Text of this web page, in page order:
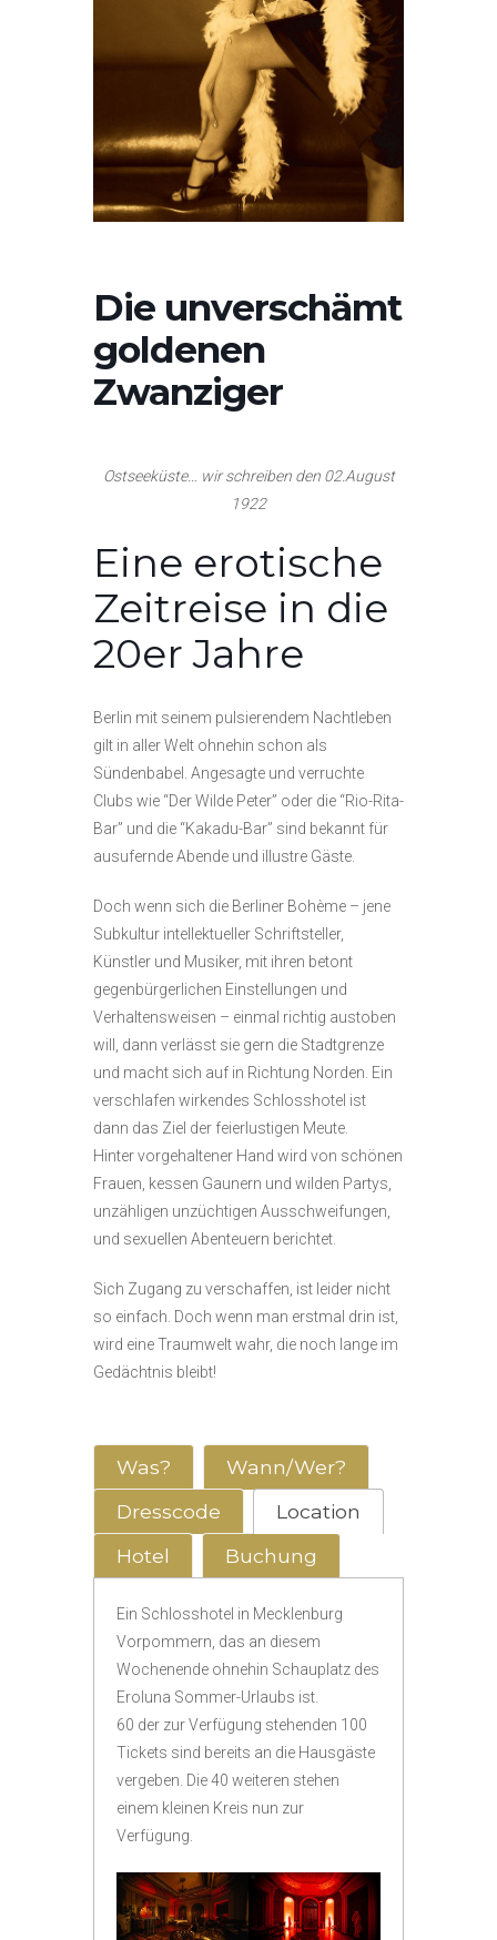
Die unverschämt
goldenen
Zwanziger
Ostseeküste… wir schreiben den 02.August
1922
Eine erotische
Zeitreise in die
20er Jahre
Berlin mit seinem pulsierendem Nachtleben
gilt in aller Welt ohnehin schon als
Sündenbabel. Angesagte und verruchte
Clubs wie “Der Wilde Peter” oder die “Rio-Rita-
Bar” und die “Kakadu-Bar” sind bekannt für
ausufernde Abende und illustre Gäste.
Doch wenn sich die Berliner Bohème – jene
Subkultur intellektueller Schriftsteller,
Künstler und Musiker, mit ihren betont
gegenbürgerlichen Einstellungen und
Verhaltensweisen – einmal richtig austoben
will, dann verlässt sie gern die Stadtgrenze
und macht sich auf in Richtung Norden. Ein
verschlafen wirkendes Schlosshotel ist
dann das Ziel der feierlustigen Meute.
Hinter vorgehaltener Hand wird von schönen
Frauen, kessen Gaunern und wilden Partys,
unzähligen unzüchtigen Ausschweifungen,
und sexuellen Abenteuern berichtet.
Sich Zugang zu verschaffen, ist leider nicht
so einfach. Doch wenn man erstmal drin ist,
wird eine Traumwelt wahr, die noch lange im
Gedächtnis bleibt!
Was?
Wann/Wer?
Dresscode
Location
Hotel
Buchung
Ein Schlosshotel in Mecklenburg
Vorpommern, das an diesem
Wochenende ohnehin Schauplatz des
Eroluna Sommer-Urlaubs ist.
60 der zur Verfügung stehenden 100
Tickets sind bereits an die Hausgäste
vergeben. Die 40 weiteren stehen
einem kleinen Kreis nun zur
Verfügung.